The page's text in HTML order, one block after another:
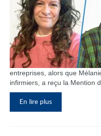
entreprises, alors que
infirmiers, a reçu la Mention
En lire plus